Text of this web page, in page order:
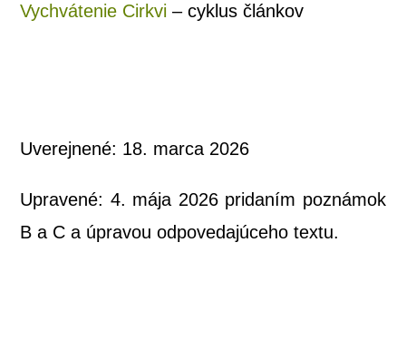
Vychvá­te­nie Cir­kvi – cyk­lus článkov
Uve­rej­ne­né: 18. mar­ca 2026
Upra­ve­né: 4. mája 2026 pri­da­ním pozná­mok
B a C a úpra­vou odpo­ve­da­jú­ce­ho textu.